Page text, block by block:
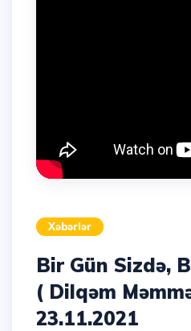
Xəbərlər
Bir Gün Sizdə,
( Dilqəm
23.11.2021